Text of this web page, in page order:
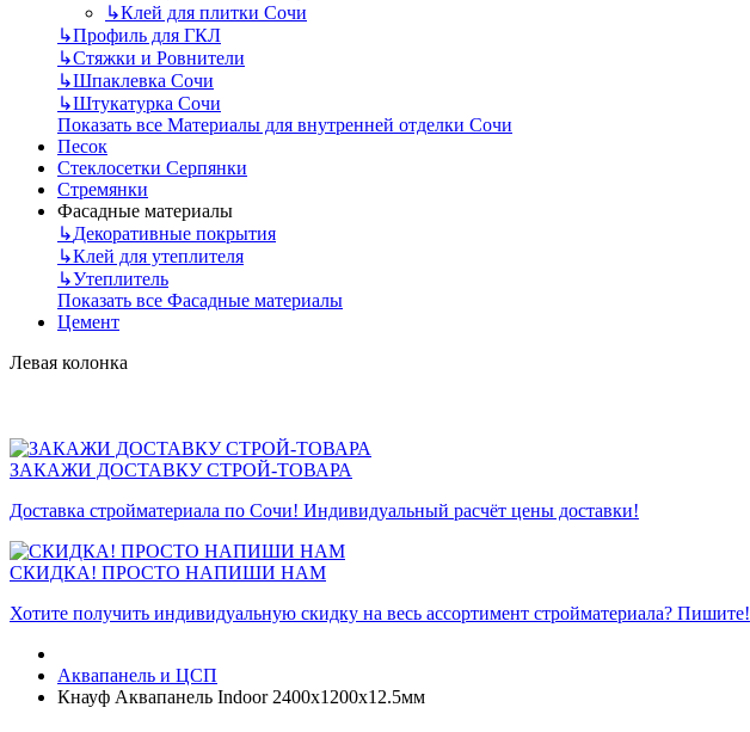
↳Клей для плитки Сочи
↳Профиль для ГКЛ
↳Стяжки и Ровнители
↳Шпаклевка Сочи
↳Штукатурка Сочи
Показать все Материалы для внутренней отделки Сочи
Песок
Стеклосетки Серпянки
Стремянки
Фасадные материалы
↳Декоративные покрытия
↳Клей для утеплителя
↳Утеплитель
Показать все Фасадные материалы
Цемент
Левая колонка
ЗАКАЖИ ДОСТАВКУ СТРОЙ-ТОВАРА
Доставка стройматериала по Сочи! Индивидуальный расчёт цены доставки!
СКИДКА! ПРОСТО НАПИШИ НАМ
Хотите получить индивидуальную скидку на весь ассортимент стройматериала? Пишите!
Аквапанель и ЦСП
Кнауф Аквапанель Indoor 2400х1200х12.5мм